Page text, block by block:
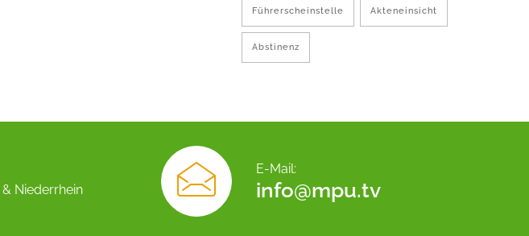
Führerscheinstelle Akteneinsicht
Abstinenz
Niederrhein
E-Mail:
info@mpu.tv